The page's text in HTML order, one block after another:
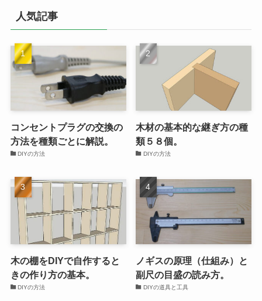
ー
人気記事
コンセントプラグの交換の
方法を種類ごとに解説。
DIYの方法
木材の基本的な継ぎ方の種
類５８個。
DIYの方法
木の棚をDIYで自作すると
きの作り方の基本。
DIYの方法
ノギスの原理（仕組み）と
副尺の目盛の読み方。
DIYの道具と工具